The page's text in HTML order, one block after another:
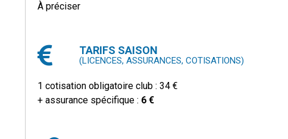
À préciser
TARIFS SAISON
(LICENCES, ASSURANCES, COTISATIONS)
1 cotisation obligatoire club : 34 €
+ assurance spécifique : 6 €